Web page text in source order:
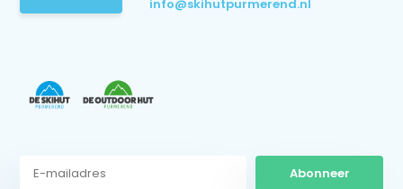
info@skihutpurmerend.nl
Abonneer